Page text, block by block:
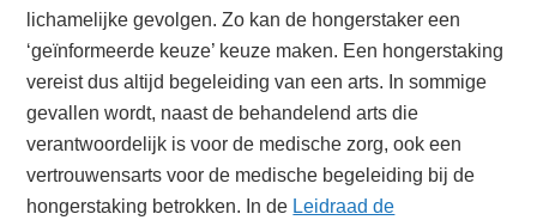
lichamelijke gevolgen. Zo kan de hongerstaker een
‘geïnformeerde keuze’ keuze maken. Een hongerstaking
vereist dus altijd begeleiding van een arts. In sommige
gevallen wordt, naast de behandelend arts die
verantwoordelijk is voor de medische zorg, ook een
vertrouwensarts voor de medische begeleiding bij de
hongerstaking betrokken. In de Leidraad de